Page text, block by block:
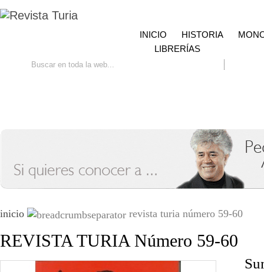
INICIO HISTORIA
LIBRERÍAS
inicio revista turia número 59-60
REVISTA TURIA Número 59-60